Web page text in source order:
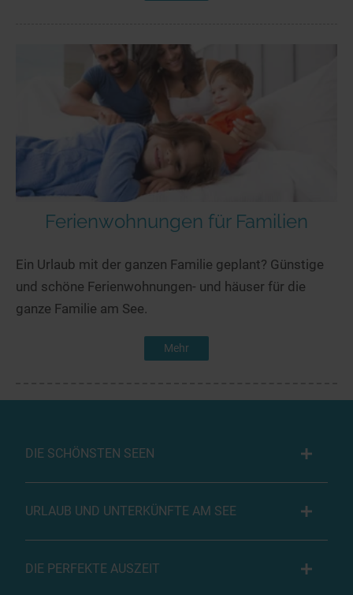
Ferienwohnungen für Familien
Ein Urlaub mit der ganzen Familie geplant? Günstige
und schöne Ferienwohnungen- und häuser für die
ganze Familie am See.
Mehr
DIE SCHÖNSTEN SEEN
URLAUB UND UNTERKÜNFTE AM SEE
DIE PERFEKTE AUSZEIT